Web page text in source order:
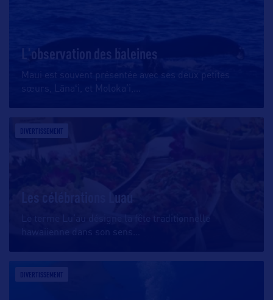
L'observation des baleines
Maui est souvent présentée avec ses deux petites
sœurs, Lānaʻi, et Moloka’i,
DIVERTISSEMENT
Les célébrations Luau
Le terme Lu’au désigne la fête traditionnelle
hawaiienne dans son sens
DIVERTISSEMENT